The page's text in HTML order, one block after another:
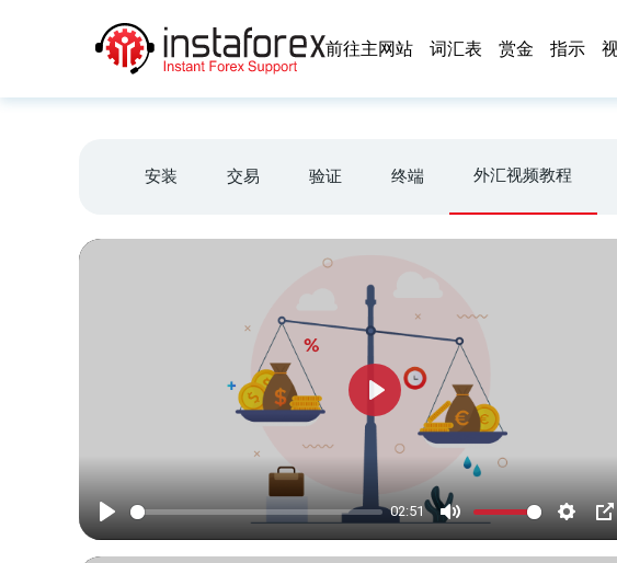
前往主网站 词汇表 赏金 指示
安装 交易 验证 终端 外汇视频教程
Play
02:51
Mute
Play